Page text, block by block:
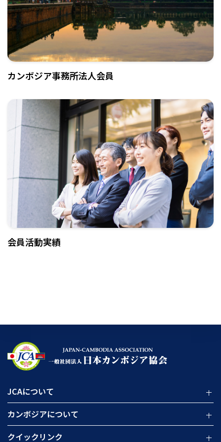
カンボジア事務所法人会員
会員活動実績
JCAについて
カンボジアについて
クイックリンク